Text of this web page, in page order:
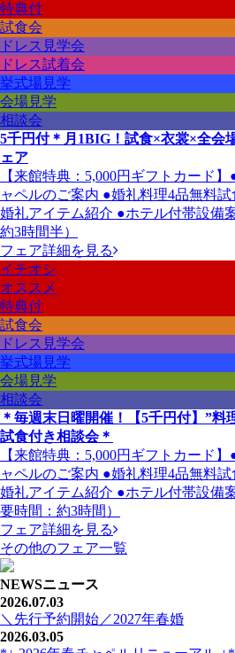
特典付
試食会
ドレス見学会
ドレス試着会
挙式場見学
会場見学
相談会
5千円付＊月1BIG！試食×衣裳×全会
ェア
【来館特典：5,000円ギフトカード
ャペルのご案内 ●婚礼料理4品無料
婚礼アイテム紹介 ●ホテル付帯設備
約3時間半）
フェア詳細を見る
イチオシ
オススメ
特典付
試食会
ドレス見学会
挙式場見学
会場見学
相談会
＊毎週末日曜開催！【5千円付】”料
試食付き相談会＊
【来館特典：5,000円ギフトカード
ャペルのご案内 ●婚礼料理4品無料
婚礼アイテム紹介 ●ホテル付帯設備
要時間：約3時間）
フェア詳細を見る
その他のフェア一覧
NEWSニュース
2026.07.03
＼先行予約開始／2027年春婚
2026.03.05